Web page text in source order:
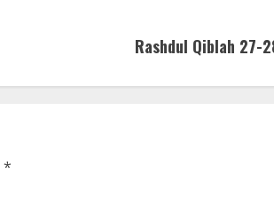
Rashdul Qiblah 27-
*